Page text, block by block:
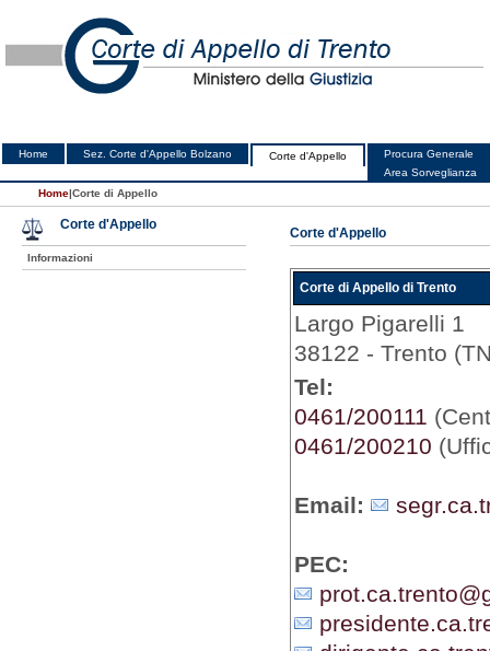
Home Sez. Corte d'Appello Bolzano Corte d'Appello
Procura Generale
Area Sorveglianza
Home|Corte di Appello
Corte d'Appello
Corte di Appello di Trento
Largo Pigarelli 1
38122 - Trento
Tel:
0461/200111
0461/200210
Email:
PEC:
Corte d'Appello
Informazioni